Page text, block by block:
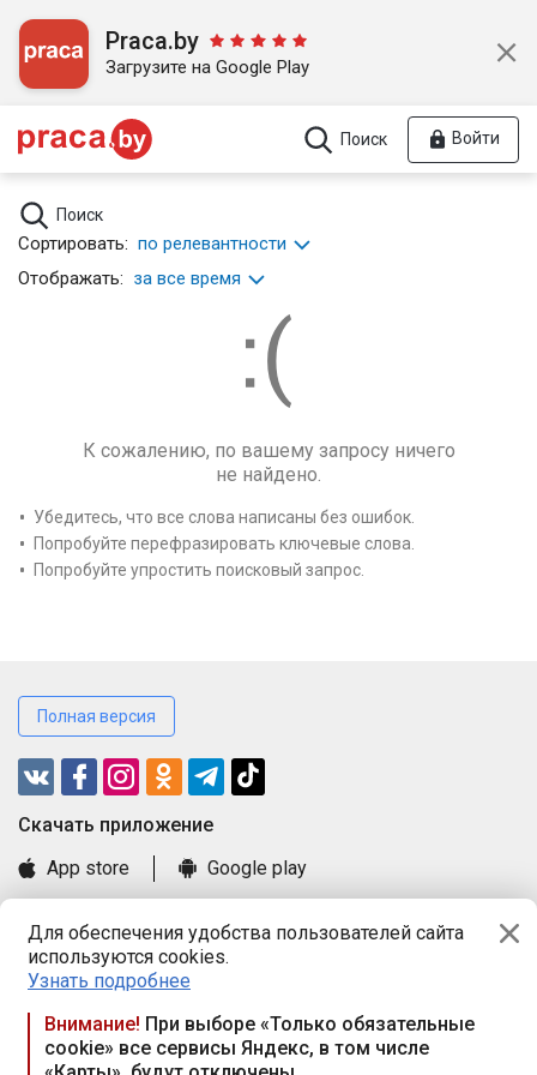
Для обеспечения удобства пользователей сайта
используются cookies.
Узнать подробнее
Внимание! При выборе «Только обязательные
cookie» все сервисы Яндекс, в том числе
Praca.by
Загрузите на Google Play
Поиск Войти
Поиск
Сортировать: по релевантности
Отображать: за все время
К сожалению, по вашему запросу ничего
не найдено.
Убедитесь, что все слова написаны без ошибок.
Попробуйте перефразировать ключевые слова.
Попробуйте упростить поисковый запрос.
Полная версия
Cкачать приложение
App store
Google play
Книга замечаний и предложений
Правила и документы
Praca.by © 2000—2026, ООО «ПРАЦА БАЙ»
Республика Беларусь, 220114, г. Минск, пр-т Независимости
117а, пом. № 9.